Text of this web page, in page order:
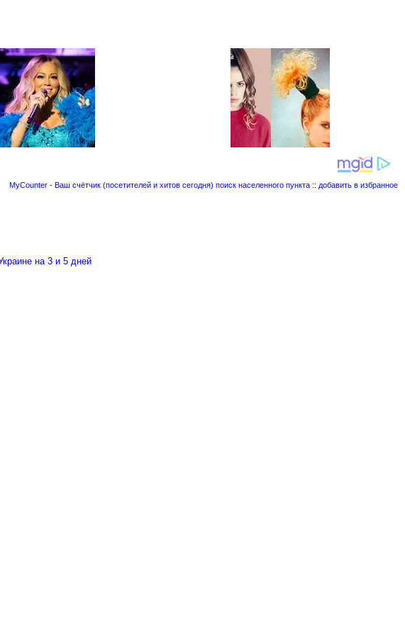
поиск населенного пункта :: добавить в избранное